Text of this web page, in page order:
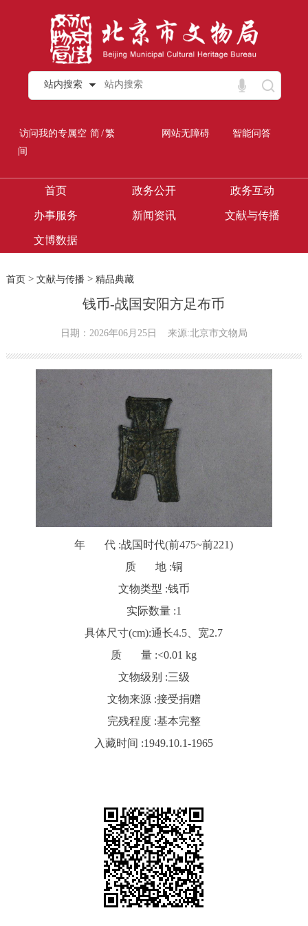
站内搜索
访问我的专属空
间
简/繁 网站无障碍 智能问答
首页 政务公开 政务互动
办事服务 新闻资讯 文献与传播
文博数据
首页> 文献与传播 > 精品典藏
钱币-战国安阳方足布币
日期：2026年06月25日 来源:北京市文物局
年 代 :战国时代(前475~前221)
质 地 :铜
文物类型 :钱币
实际数量 :1
具体尺寸(cm):通长4.5、宽2.7
质 量 :<0.01 kg
文物级别 :三级
文物来源 :接受捐赠
完残程度 :基本完整
入藏时间 :1949.10.1-1965